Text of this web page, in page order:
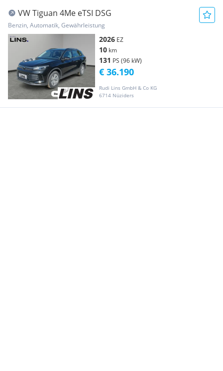
VW Tiguan 4Me eTSI DSG
Benzin, Automatik, Gewährleistung
2026 EZ
10 km
131 PS (96 kW)
Rudi Lins GmbH & Co KG
6714 Nüziders
€ 36.190